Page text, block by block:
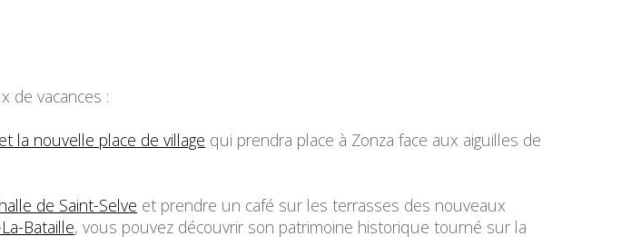
de vacances :
la nouvelle place de village qui prendra place à Zonza face aux aiguilles de
halle de Saint-Selve et prendre un café sur les terrasses des nouveaux
Bataille, vous pouvez découvrir son patrimoine historique tourné sur la